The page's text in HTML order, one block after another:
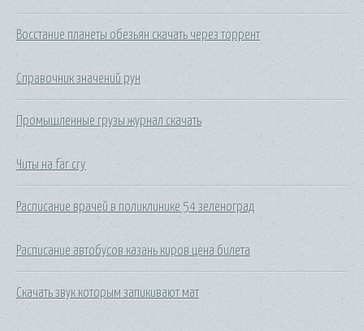
Восстание планеты обезьян скачать через торрент
Справочник значений рун
Промышленные грузы журнал скачать
Читы на far cry
Расписание врачей в поликлинике 54 зеленоград
Расписание автобусов казань киров цена билета
Скачать звук которым запикивают мат